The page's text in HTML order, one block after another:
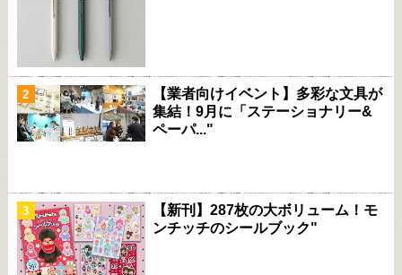
【業者向けイベント】多彩な文具が
集結！9月に「ステーショナリー&
ペーパ..."
【新刊】287枚の大ボリューム！モ
ンチッチのシールブック"